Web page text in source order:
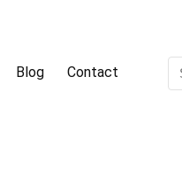
Blog Contact